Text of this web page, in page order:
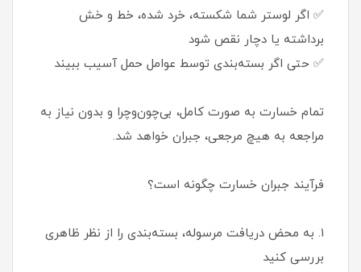
✅ اگر لوستر شما شکسته، خرد شده، خط و خش
برداشته یا دچار نقص شود
✅ حتی اگر بسته‌بندی توسط عوامل حمل آسیب ببیند
تمام خسارت به صورت کامل، بی‌چون‌وچرا و بدون نیاز به
مراجعه به هیچ مرجعی، جبران خواهد شد.
فرآیند جبران خسارت چگونه است؟
۱. به محض دریافت مرسوله، بسته‌بندی را از نظر ظاهری
بررسی کنید